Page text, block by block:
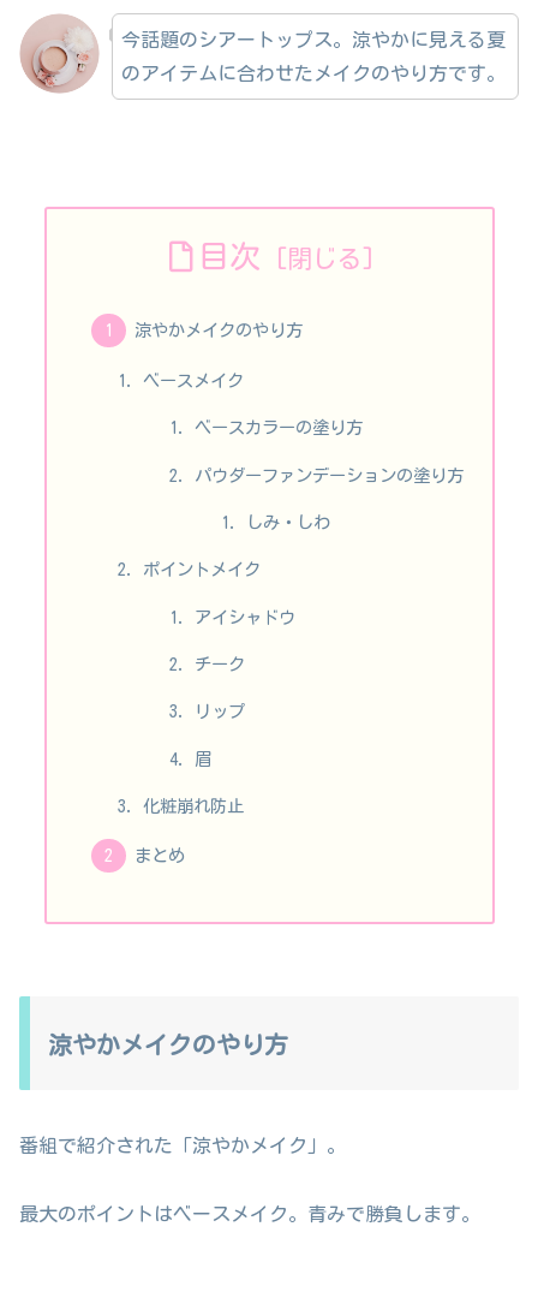
今話題のシアートップス。涼やかに見える夏
のアイテムに合わせたメイクのやり方です。
目次
涼やかメイクのやり方
ベースメイク
ベースカラーの塗り方
パウダーファンデーションの塗り方
しみ・しわ
ポイントメイク
アイシャドウ
チーク
リップ
眉
化粧崩れ防止
まとめ
涼やかメイクのやり方
番組で紹介された「涼やかメイク」。
最大のポイントはベースメイク。青みで勝負します。